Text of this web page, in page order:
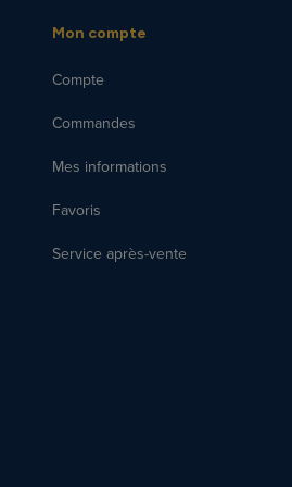
Mon compte
Compte
Commandes
Mes informations
Favoris
Service après-vente